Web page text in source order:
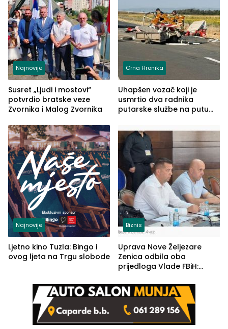
Najnovije
Susret „Ljudi i mostovi“
potvrdio bratske veze
Zvornika i Malog Zvornika
Crna Hronika
Uhapšen vozač koji je
usmrtio dva radnika
putarske službe na putu
(FOTO)
Najnovije
Ljetno kino Tuzla: Bingo i
ovog ljeta na Trgu slobode
Biznis
Uprava Nove Željezare
Zenica odbila oba
prijedloga Vlade FBiH:
rješenje